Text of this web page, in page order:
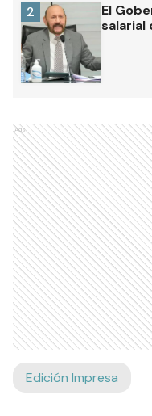
El
salarial
2
Ads
Edición Impresa